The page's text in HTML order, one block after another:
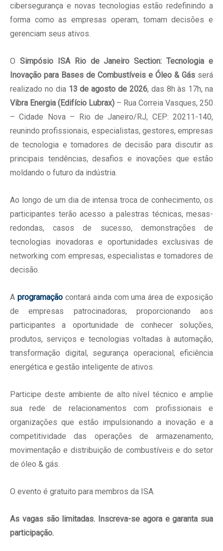
cibersegurança e novas tecnologias estão redefinindo a
forma como as empresas operam, tomam decisões e
gerenciam seus ativos.
O Simpósio ISA Rio de Janeiro Section: Tecnologia e
Inovação para Bases de Combustíveis e Óleo & Gás será
realizado no dia 13 de agosto de 2026, das 8h às 17h, na
Vibra Energia (Edifício Lubrax) – Rua Correia Vasques, 250
– Cidade Nova –
Rio de Janeiro/RJ, CEP: 20211-140,
reunindo profissionais, especialistas, gestores, empresas
de tecnologia e tomadores de decisão para discutir as
principais tendências, desafios e inovações que estão
moldando o futuro da indústria.
Ao longo de um dia de intensa troca de conhecimento, os
participantes terão acesso a palestras técnicas, mesas-
redondas, casos de sucesso, demonstrações de
tecnologias inovadoras e oportunidades exclusivas de
networking com empresas, especialistas e tomadores de
decisão.
A programaçãocontará ainda com uma área de exposição
de empresas patrocinadoras, proporcionando aos
participantes a oportunidade de conhecer soluções,
produtos, serviços e tecnologias voltadas à automação,
transformação digital, segurança operacional, eficiência
energética e gestão inteligente de ativos.
Participe deste ambiente de alto nível técnico e amplie
sua rede de relacionamentos com profissionais e
organizações que estão impulsionando a inovação e a
competitividade das operações de armazenamento,
movimentação e distribuição de combustíveis e do setor
de óleo & gás.
O evento é gratuito para membros da ISA.
As vagas são limitadas. Inscreva-se agora e garanta sua
participação.